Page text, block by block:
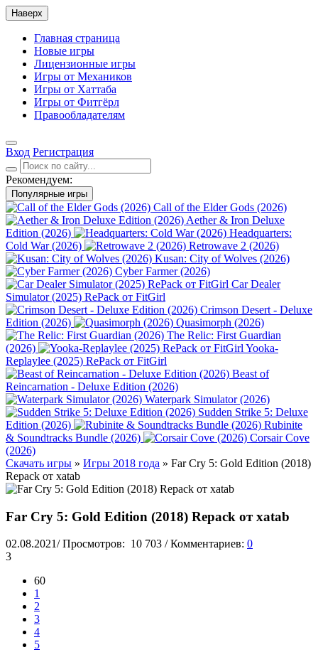
Наверх
Главная страница
Новые игры
Лицензионные игры
Игры от Механиков
Игры от Хаттаба
Игры от Фитгёрл
Правообладателям
Вход Регистрация
Рекомендуем:
Популярные игры
Call of the Elder Gods (2026)
Aether & Iron Deluxe
Edition (2026)
Headquarters:
Cold War (2026)
Retrowave 2 (2026)
Kusan: City of Wolves (2026)
Cyber Farmer (2026)
Car Dealer
Simulator (2025) RePack от FitGirl
Crimson Desert - Deluxe
Edition (2026)
Quasimorph (2026)
The Relic: First Guardian
(2026)
Yooka-
Replaylee (2025) RePack от FitGirl
Beast of
Reincarnation - Deluxe Edition (2026)
Waterpark Simulator (2026)
Sudden Strike 5: Deluxe
Edition (2026)
Rubinite
& Soundtracks Bundle (2026)
Corsair Cove
(2026)
Скачать игры » Игры 2018 года » Far Cry 5: Gold Edition (2018)
Repack от xatab
Far Cry 5: Gold Edition (2018) Repack от xatab
02.08.2021/ Просмотров: 10 703 / Комментариев: 0
3
60
1
2
3
4
5